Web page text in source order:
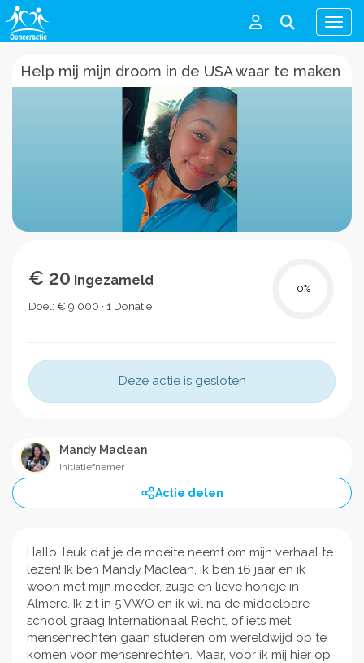
Menu
Help mij mijn droom in de USA waar te maken
€ 20 ingezameld
Doel: € 9.000 · 1 Donatie
0%
Deze actie is gesloten
Mandy Maclean
Initiatiefnemer
Actie delen
Hallo, leuk dat je de moeite neemt om mijn verhaal te
lezen! Ik ben Mandy Maclean, ik ben 16 jaar en ik
woon met mijn moeder, zusje en lieve hondje in
Almere. Ik zit in 5 VWO en ik wil na de middelbare
school graag Internationaal Recht, of iets met
mensenrechten gaan studeren om wereldwijd op te
komen voor mensenrechten. Maar, voor ik mij hier op